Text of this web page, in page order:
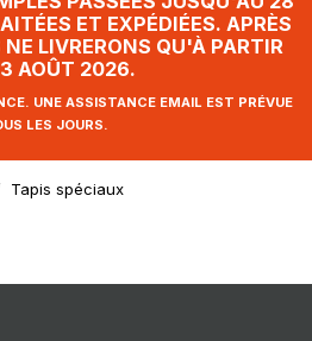
ET EXPÉDIÉES. APRÈS
LIVRERONS QU'À PARTIR
AOÛT 2026.
UNE ASSISTANCE EMAIL EST PRÉVUE
LES JOURS.
Tapis spéciaux